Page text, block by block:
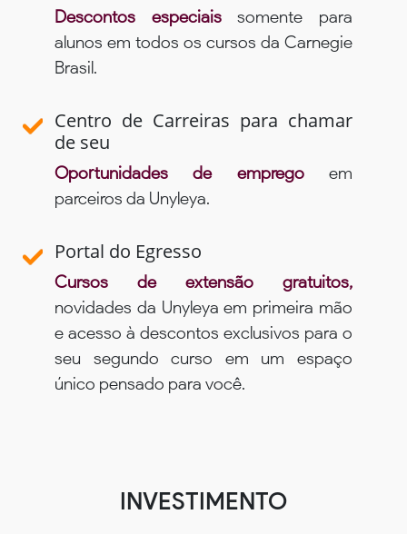
Descontos especiaissomente para
alunos em todos os cursos da Carnegie
Brasil.
Centro de Carreiras para chamar
de seu
Oportunidades de empregoem
parceiros da Unyleya.
Portal do Egresso
Cursos de extensão gratuitos,
novidades da Unyleya em primeira mão
e acesso à descontos exclusivos para o
seu segundo curso em um espaço
único pensado para você.
INVESTIMENTO